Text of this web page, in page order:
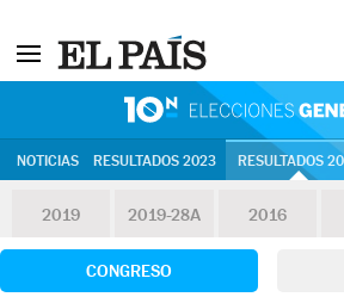
NOTICIAS RESULTADOS 2023 RESULTADOS
2019 2019-28A 2016
CONGRESO